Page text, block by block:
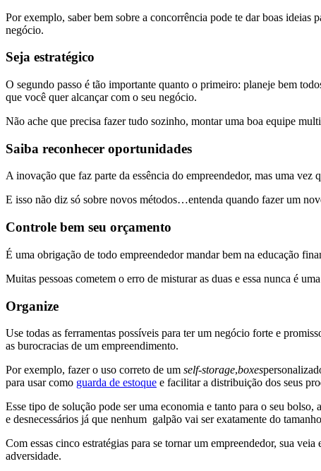
Por exemplo, saber bem sobre a concorrência pode te dar boas
negócio.
Seja estratégico
O segundo passo é tão importante quanto o primeiro: planeje bem
que você quer alcançar com o seu negócio.
Não ache que precisa fazer tudo sozinho, montar uma boa equipe
Saiba reconhecer oportunidades
A inovação que faz parte da essência do empreendedor, mas uma
E isso não diz só sobre novos métodos…entenda quando fazer um
Controle bem seu orçamento
É uma obrigação de todo empreendedor mandar bem na educação
Muitas pessoas cometem o erro de misturar as duas e essa nunca é
Organize
Use todas as ferramentas possíveis para ter um negócio forte e
as burocracias de um empreendimento.
Por exemplo, fazer o uso correto de um self-storage,boxes
para usar como guarda de estoque e facilitar a distribuição dos seus
Esse tipo de solução pode ser uma economia e tanto para o seu
e desnecessários já que nenhum galpão vai ser exatamente do
Com essas cinco estratégias para se tornar um empreendedor, sua
adversidade.